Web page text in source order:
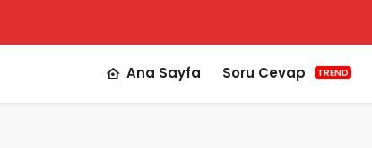
Ana Sayfa Soru Cevap TREND